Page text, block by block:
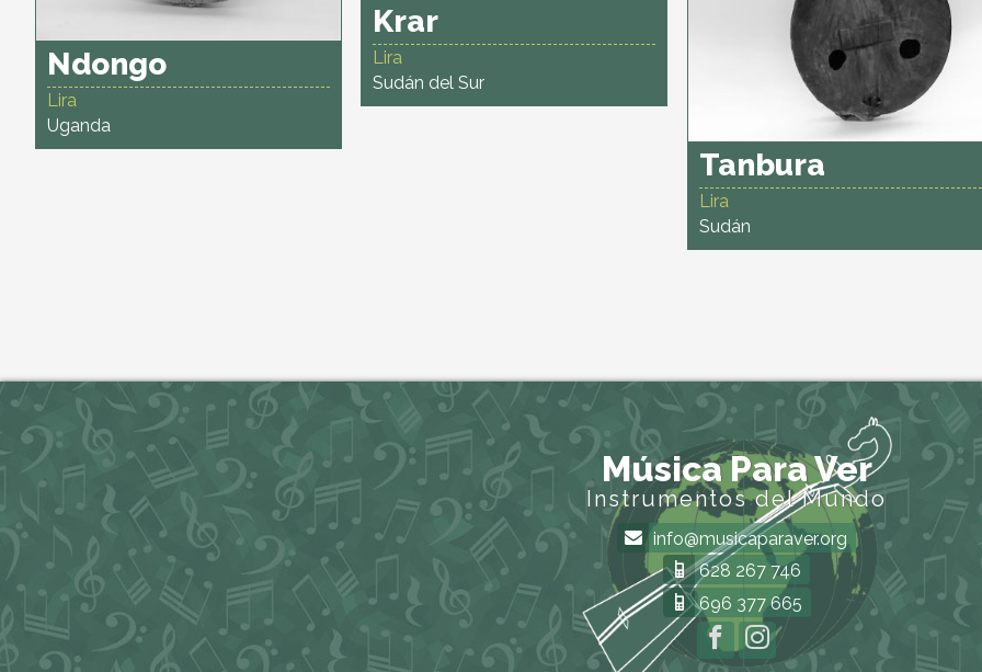
Krar
Lira
Sudán del Sur
Ndongo
Lira
Uganda
Tanbura
Lira
Sudán
Música Para Ver
Instrumentos del Mundo
info@musicaparaver.org
628 267 746
696 377 665